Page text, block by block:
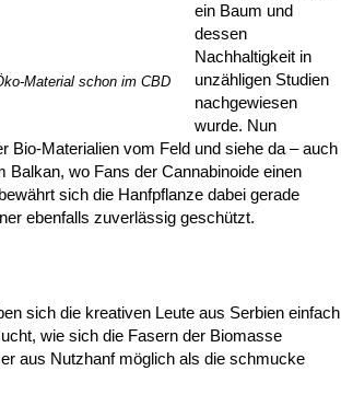
Material schon im CBD
ein Baum und
dessen
Nachhaltigkeit in
unzähligen Studien
nachgewiesen
wurde. Nun
Bio-Materialien vom Feld und siehe da – auch
wo Fans der Cannabinoide einen
sich die Hanfpflanze dabei gerade
ebenfalls zuverlässig geschützt.
sich die kreativen Leute aus Serbien einfach
wie sich die Fasern der Biomasse
aus Nutzhanf möglich als die schmucke